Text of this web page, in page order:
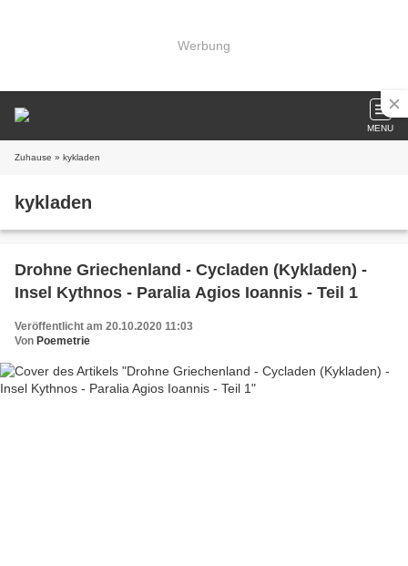
Werbung
MENU
Zuhause » kykladen
kykladen
Drohne Griechenland - Cycladen (Kykladen) -
Insel Kythnos - Paralia Agios Ioannis - Teil 1
Veröffentlicht am 20.10.2020 11:03
Von Poemetrie